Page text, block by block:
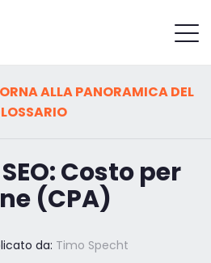
ALLA PANORAMICA DEL
Costo per
(CPA)
da: Timo Specht